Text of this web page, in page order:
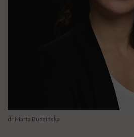
dr Marta Budzińska